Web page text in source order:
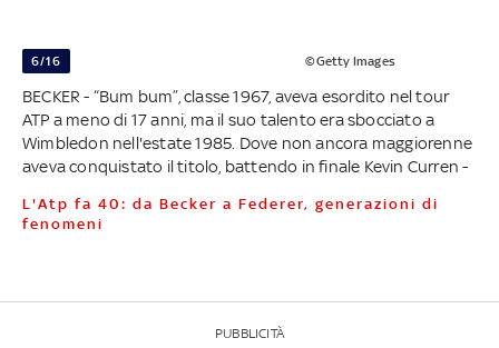
6/16 ©Getty Images
BECKER - “Bum bum”, classe 1967, aveva esordito nel tour
ATP a meno di 17 anni, ma il suo talento era sbocciato a
Wimbledon nell'estate 1985. Dove non ancora maggiorenne
aveva conquistato il titolo, battendo in finale Kevin Curren -
L'Atp fa 40: da Becker a Federer, generazioni di
fenomeni
PUBBLICITÀ